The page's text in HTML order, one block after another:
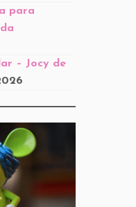
para
– Jocy de